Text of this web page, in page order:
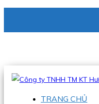
Hotline:0938 336 079
TRANG CHỦ